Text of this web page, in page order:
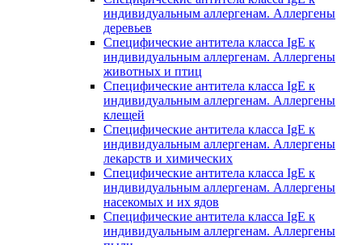
индивидуальным аллергенам. Аллергены
деревьев
Специфические антитела класса IgE к
индивидуальным аллергенам. Аллергены
животных и птиц
Специфические антитела класса IgE к
индивидуальным аллергенам. Аллергены
клещей
Специфические антитела класса IgE к
индивидуальным аллергенам. Аллергены
лекарств и химических
Специфические антитела класса IgE к
индивидуальным аллергенам. Аллергены
насекомых и их ядов
Специфические антитела класса IgE к
индивидуальным аллергенам. Аллергены